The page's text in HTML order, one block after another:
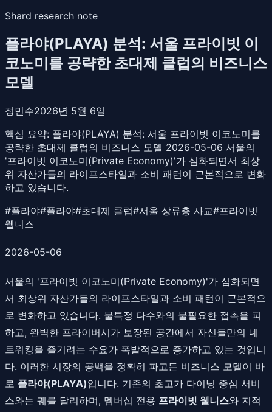
Shard research note
플라야(PLAYA) 분석: 서울 프라이빗 이
코노미를 공략한 초대제 클럽의 비즈니스
모델
정민수2026년 5월 6일
핵심 요약: 플라야(PLAYA) 분석: 서울 프라이빗 이코노미를
공략한 초대제 클럽의 비즈니스 모델 2026-05-06 서울의
'프라이빗 이코노미(Private Economy)'가 심화되면서 최상
위 자산가들의 라이프스타일과 소비 패턴이 근본적으로 변화
하고 있습니다.
#플라야#플라야#초대제 클럽#서울 상류층 사교#프라이빗
웰니스
2026-05-06
서울의 '프라이빗 이코노미(Private Economy)'가 심화되면
서 최상위 자산가들의 라이프스타일과 소비 패턴이 근본적으
로 변화하고 있습니다. 불특정 다수와의 불필요한 접촉을 피
하고, 완벽한 프라이버시가 보장된 공간에서 자신들만의 네
트워킹을 즐기려는 수요가 폭발적으로 증가하고 있는 것입니
다. 이러한 시장의 공백을 정확히 파고든 비즈니스 모델이 바
로 플라야(PLAYA)입니다. 기존의 초고가 다이닝 중심 서비
스와는 궤를 달리하며, 멤버십 전용 프라이빗 웰니스와 지적